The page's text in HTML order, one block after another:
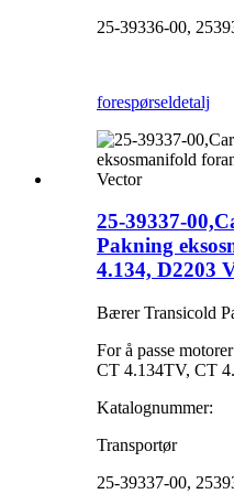
25-39336-00,
forespørseldetalj
25-39337-
Pakning
4.134, D2203
Bærer Transicold
For å passe
CT 4.134TV, CT
Katalognummer:
Transportør
25-39337-00,